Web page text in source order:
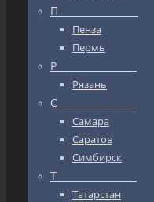
П_________________
Пенза
Пермь
Р_________________
Рязань
С_________________
Самара
Саратов
Симбирск
Т_________________
Татарстан